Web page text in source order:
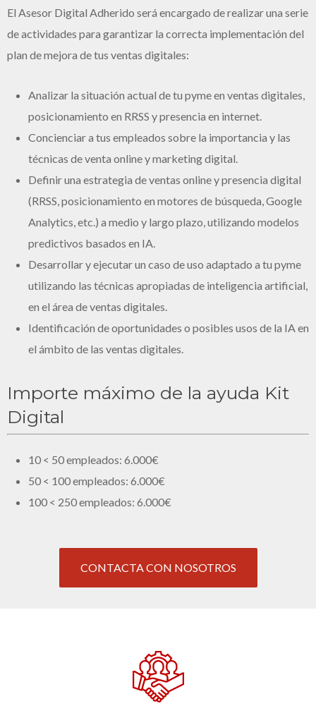
El Asesor Digital Adherido será encargado de realizar una serie
de actividades para garantizar la correcta implementación del
plan de mejora de tus ventas digitales:
Analizar la situación actual de tu pyme en ventas digitales,
posicionamiento en RRSS y presencia en internet.
Concienciar a tus empleados sobre la importancia y las
técnicas de venta online y marketing digital.
Definir una estrategia de ventas online y presencia digital
(RRSS, posicionamiento en motores de búsqueda, Google
Analytics, etc.) a medio y largo plazo, utilizando modelos
predictivos basados en IA.
Desarrollar y ejecutar un caso de uso adaptado a tu pyme
utilizando las técnicas apropiadas de inteligencia artificial,
en el área de ventas digitales.
Identificación de oportunidades o posibles usos de la IA en
el ámbito de las ventas digitales.
Importe máximo de la ayuda Kit
Digital
10 < 50 empleados: 6.000€
50 < 100 empleados: 6.000€
100 < 250 empleados: 6.000€
CONTACTA CON NOSOTROS